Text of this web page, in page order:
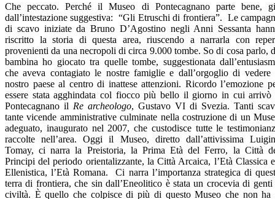
Che peccato.Perché il Museo di Pontecagnano parte bene,
dall’intestazione suggestiva: “Gli Etruschi di frontiera”. Le
di scavo iniziate da Bruno D’Agostino negli Anni Sessanta
riscritto la storia di questa area, riuscendo a narrarla con
provenienti da una necropoli di circa 9.000 tombe. So di cosa parlo,
bambina ho giocato tra quelle tombe, suggestionata
che aveva contagiato le nostre famiglie e dall’orgoglio di vedere
nostro paese al centro di inattese attenzioni. Ricordo l’emozione
essere stata agghindata col fiocco più bello il giorno in cui arrivò
Pontecagnano il Re archeologo, Gustavo VI di Svezia. Tanti
tante vicende amministrative culminate nella costruzione di un
adeguato, inaugurato nel 2007, che custodisce tutte le
raccolte nell’area. Oggi il Museo, diretto dall’attivissima
Tomay, ci narra la Preistoria, la Prima Età del Ferro, la Città
Principi del periodo orientalizzante, la Città Arcaica, l’Età Classica
Ellenistica, l’Età Romana. Ci narra l’importanza strategica di
terra di frontiera, che sin dall’Eneolitico è stata un crocevia di genti
civiltà. È quello che colpisce di più di questo Museo che non ha